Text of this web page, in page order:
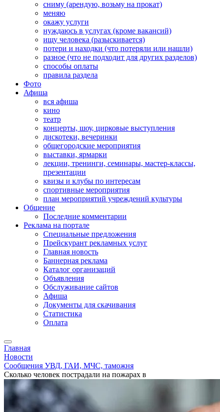
сниму (арендую, возьму на прокат)
меняю
окажу услуги
нуждаюсь в услугах (кроме вакансий)
ищу человека (разыскивается)
потери и находки (что потеряли или нашли)
разное (что не подходит для других разделов)
способы оплаты
правила раздела
Фото
Афиша
вся афиша
кино
театр
концерты, шоу, цирковые выступления
дискотеки, вечеринки
общегородские мероприятия
выставки, ярмарки
лекции, тренинги, семинары, мастер-классы,
презентации
квизы и клубы по интересам
спортивные мероприятия
план мероприятий учреждений культуры
Общение
Последние комментарии
Реклама на портале
Специальные предложения
Прейскурант рекламных услуг
Главная новость
Баннерная реклама
Каталог организаций
Объявления
Обслуживание сайтов
Афиша
Документы для скачивания
Статистика
Оплата
Главная
Новости
Сообщения УВД, ГАИ, МЧС, таможня
Сколько человек пострадали на пожарах в